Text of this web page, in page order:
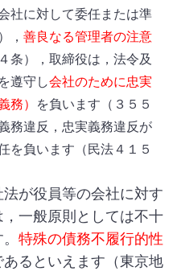
社に対して委任または準
， 善良なる管理者の注意
条），取締役は，法令及
遵守し会社のために忠実
務）
を負います（３５５
務違反，忠実義務違反が
を負います（民法４１５
が役員等の会社に対す
一般原則としては不十
特殊の債務不履行的性
るといえます（東京地